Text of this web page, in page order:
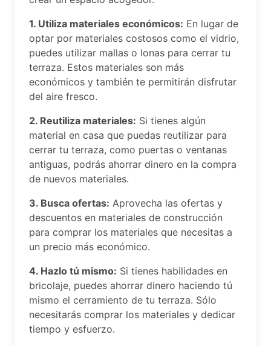
1. Utiliza materiales económicos: En lugar de
optar por materiales costosos como el vidrio,
puedes utilizar mallas o lonas para cerrar tu
terraza. Estos materiales son más
económicos y también te permitirán disfrutar
del aire fresco.
2. Reutiliza materiales: Si tienes algún
material en casa que puedas reutilizar para
cerrar tu terraza, como puertas o ventanas
antiguas, podrás ahorrar dinero en la compra
de nuevos materiales.
3. Busca ofertas: Aprovecha las ofertas y
descuentos en materiales de construcción
para comprar los materiales que necesitas a
un precio más económico.
4. Hazlo tú mismo: Si tienes habilidades en
bricolaje, puedes ahorrar dinero haciendo tú
mismo el cerramiento de tu terraza. Sólo
necesitarás comprar los materiales y dedicar
tiempo y esfuerzo.